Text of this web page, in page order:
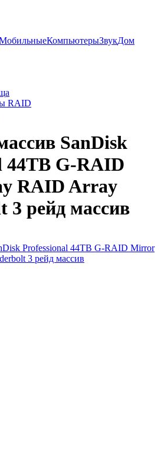
КомпьютерыЗвукДом
RAID
SanDisk
44TB G-RAID
RAID Array
3 рейд массив